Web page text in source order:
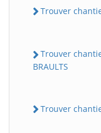
Trouver
Trouver
BRAULTS
Trouver